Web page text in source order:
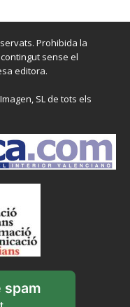
Prohibida la
sense el
editora.
SL de tots els
spam